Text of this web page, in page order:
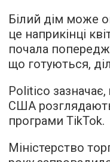
Білий дім може
це наприкінці
почала
що готуються,
Politico
США
програми TikTok.
Міністерство